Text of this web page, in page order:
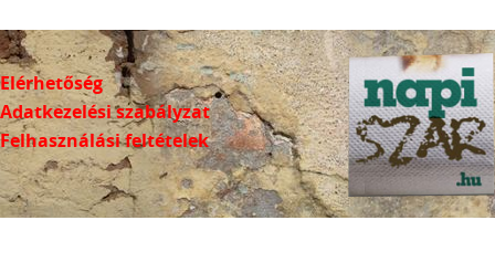
Elérhetőség
Adatkezelési szabályzat
Felhasználási feltételek